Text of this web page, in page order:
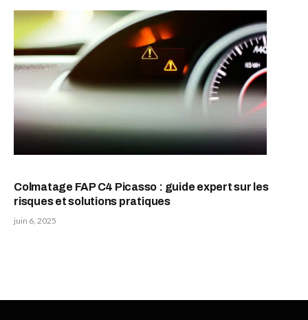
Colmatage FAP C4 Picasso : guide expert sur les
risques et solutions pratiques
juin 6, 2025